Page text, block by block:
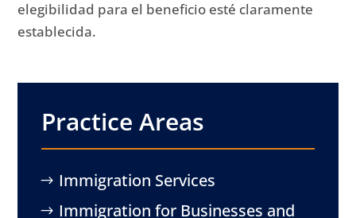
elegibilidad para el beneficio esté claramente
establecida.
Practice Areas
Immigration Services
Immigration for Businesses and